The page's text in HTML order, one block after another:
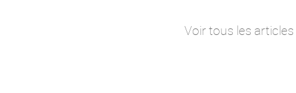
Voir tous les articles